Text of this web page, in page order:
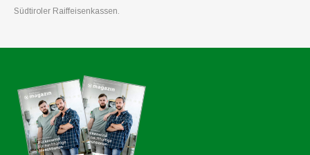
Südtiroler Raiffeisenkassen.